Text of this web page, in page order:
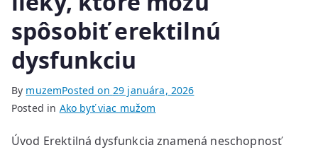
spôsobiť erektilnú
dysfunkciu
By muzemPosted on 29 januára, 2026
Posted in Ako byť viac mužom
Úvod Erektilná dysfunkcia znamená neschopnosť